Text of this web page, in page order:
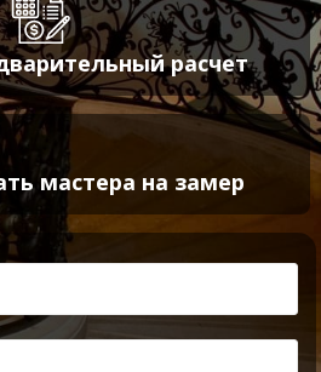
расчет
мастера на замер